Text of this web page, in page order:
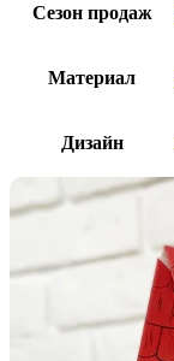
Сезон продаж
Материал
Дизайн